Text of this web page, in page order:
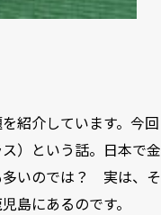
紹介しています。今回
）という話。日本で金
多いのでは？ 実は、そ
島にあるのです。